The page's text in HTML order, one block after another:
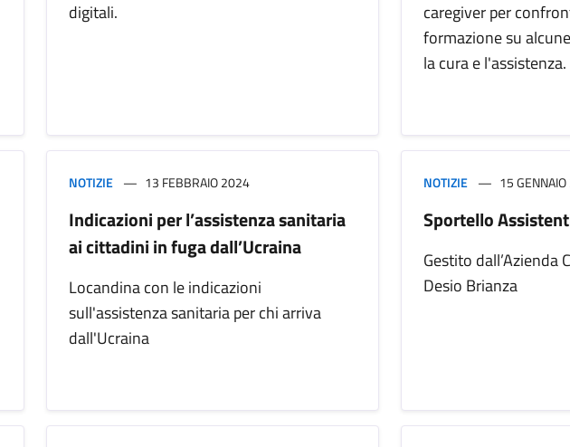
digitali.
caregiver per
formazione su
la cura e l'assistenza.
NOTIZIE 13 FEBBRAIO 2024
Indicazioni per l’assistenza sanitaria
ai cittadini in fuga dall’Ucraina
Locandina con le indicazioni
sull'assistenza sanitaria per chi arriva
dall'Ucraina
NOTIZIE 15
Sportello
Gestito dall’Azienda
Desio Brianza